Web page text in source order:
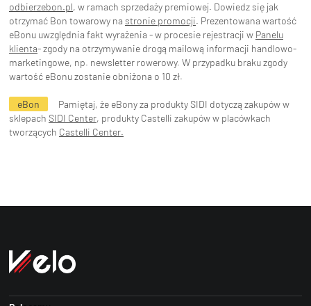
odbierzebon.pl, w ramach sprzedaży premiowej. Dowiedz się jak
otrzymać Bon towarowy na stronie promocji. Prezentowana wartość
eBonu uwzględnia fakt wyrażenia - w procesie rejestracji w Panelu
klienta- zgody na otrzymywanie drogą mailową informacji handlowo-
marketingowe, np. newsletter rowerowy. W przypadku braku zgody
wartość eBonu zostanie obniżona o 10 zł.
eBon
Pamiętaj, że eBony za produkty SIDI dotyczą zakupów w
sklepach SIDI Center, produkty Castelli zakupów w placówkach
tworzących Castelli Center.